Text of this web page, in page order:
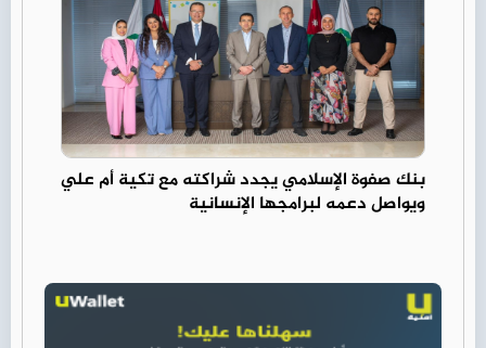
بنك صفوة الإسلامي يجدد شراكته مع تكية أم علي
ويواصل دعمه لبرامجها الإنسانية